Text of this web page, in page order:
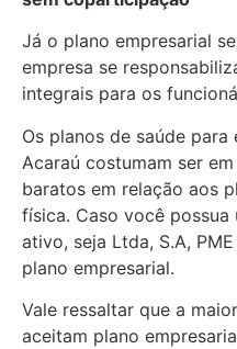
Já o plano empresarial
empresa se
integrais para os
Os planos de saúde para
Acaraú costumam ser
baratos em relação aos
física. Caso você possua
ativo, seja Ltda, S.A,
plano empresarial.
Vale ressaltar que a
aceitam plano